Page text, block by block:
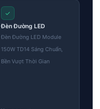
✓
Đèn Đường LED
Đèn Đường LED Module
150W TD14 Sáng Chuẩn,
Bền Vượt Thời Gian